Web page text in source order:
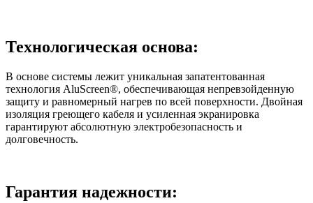
Технологическая основа:
В основе системы лежит уникальная запатентованная
технология AluScreen®, обеспечивающая непревзойденную
защиту и равномерный нагрев по всей поверхности. Двойная
изоляция греющего кабеля и усиленная экранировка
гарантируют абсолютную электробезопасность и
долговечность.
Гарантия надежности: